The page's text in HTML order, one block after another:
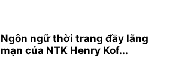
Ngôn ngữ thời trang đầy lãng
mạn của NTK Henry Kof...